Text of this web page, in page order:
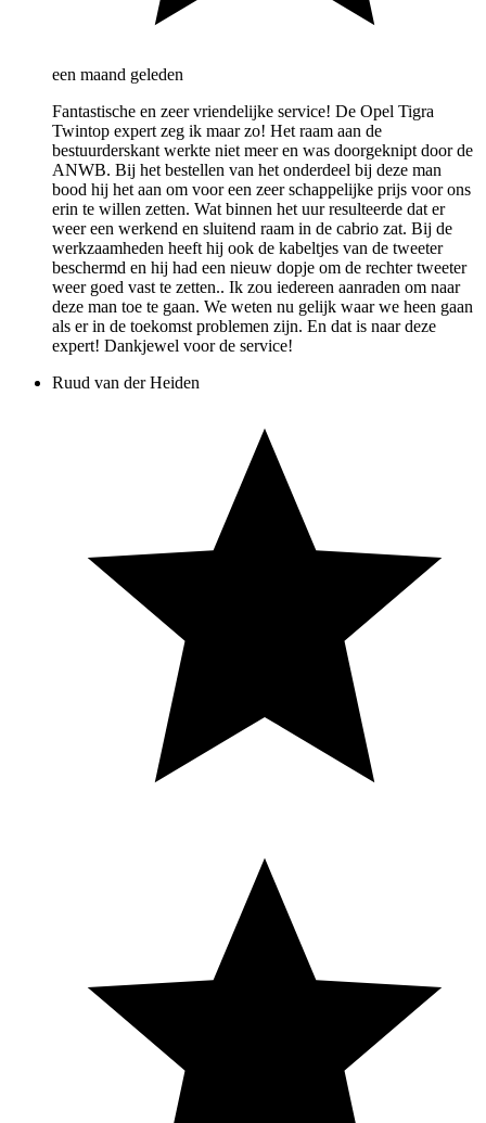
een maand geleden
Fantastische en zeer vriendelijke service! De Opel Tigra
Twintop expert zeg ik maar zo! Het raam aan de
bestuurderskant werkte niet meer en was doorgeknipt door de
ANWB. Bij het bestellen van het onderdeel bij deze man
bood hij het aan om voor een zeer schappelijke prijs voor ons
erin te willen zetten. Wat binnen het uur resulteerde dat er
weer een werkend en sluitend raam in de cabrio zat. Bij de
werkzaamheden heeft hij ook de kabeltjes van de tweeter
beschermd en hij had een nieuw dopje om de rechter tweeter
weer goed vast te zetten.. Ik zou iedereen aanraden om naar
deze man toe te gaan. We weten nu gelijk waar we heen gaan
als er in de toekomst problemen zijn. En dat is naar deze
expert! Dankjewel voor de service!
Ruud van der Heiden